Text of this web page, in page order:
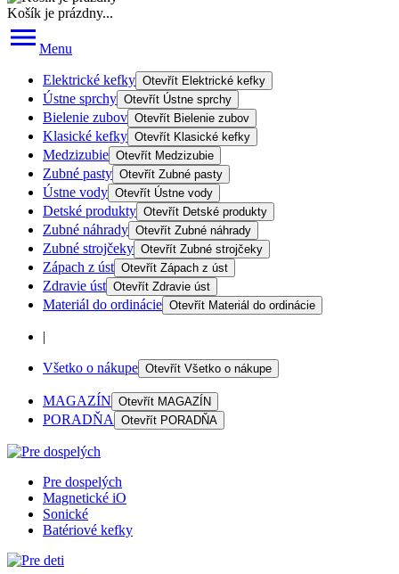
Košík je prázdny...
Menu
Elektrické kefky Otevřít Elektrické kefky
Ústne sprchy Otevřít Ústne sprchy
Bielenie zubov Otevřít Bielenie zubov
Klasické kefky Otevřít Klasické kefky
Medzizubie Otevřít Medzizubie
Zubné pasty Otevřít Zubné pasty
Ústne vody Otevřít Ústne vody
Detské produkty Otevřít Detské produkty
Zubné náhrady Otevřít Zubné náhrady
Zubné strojčeky Otevřít Zubné strojčeky
Zápach z úst Otevřít Zápach z úst
Zdravie úst Otevřít Zdravie úst
Materiál do ordinácie Otevřít Materiál do ordinácie
|
Všetko o nákupe Otevřít Všetko o nákupe
MAGAZÍN Otevřít MAGAZÍN
PORADŇA Otevřít PORADŇA
Pre dospelých
Magnetické iO
Sonické
Batériové kefky